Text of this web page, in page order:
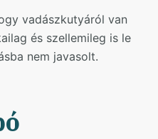
vadászkutyáról van
és szellemileg is le
nem javasolt.